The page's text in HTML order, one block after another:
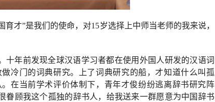
育才”是我们的使命，对15岁选择上中师当老师的我来说，
年前发现全球汉语学习者都在使用外国人研发的汉语词
做冷门 的词典研究。上了词典研究的船，才知道什么叫孤
在当前学术评价体制下，青年才俊纷纷逃离辞书研究阵
顾我这个孤独的辞书人，给我送来一群愿意为中国辞书